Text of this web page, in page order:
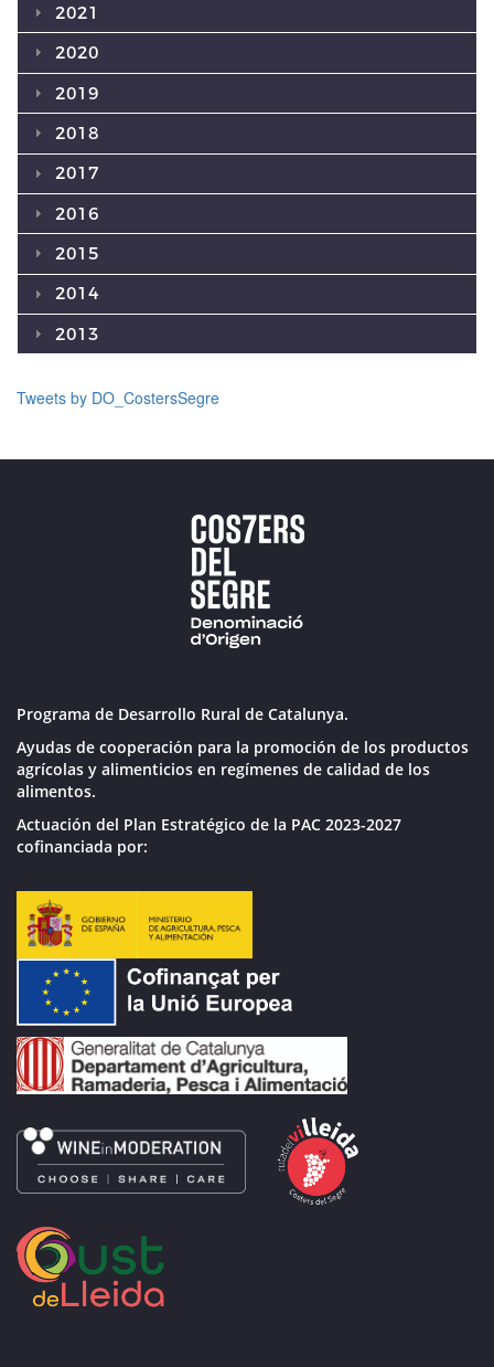
2021
2020
2019
2018
2017
2016
2015
2014
2013
Tweets by DO_CostersSegre
Programa de Desarrollo Rural de Catalunya.
Ayudas de cooperación para la promoción de los productos
agrícolas y alimenticios en regímenes de calidad de los
alimentos.
Actuación del Plan Estratégico de la PAC 2023-2027
cofinanciada por: